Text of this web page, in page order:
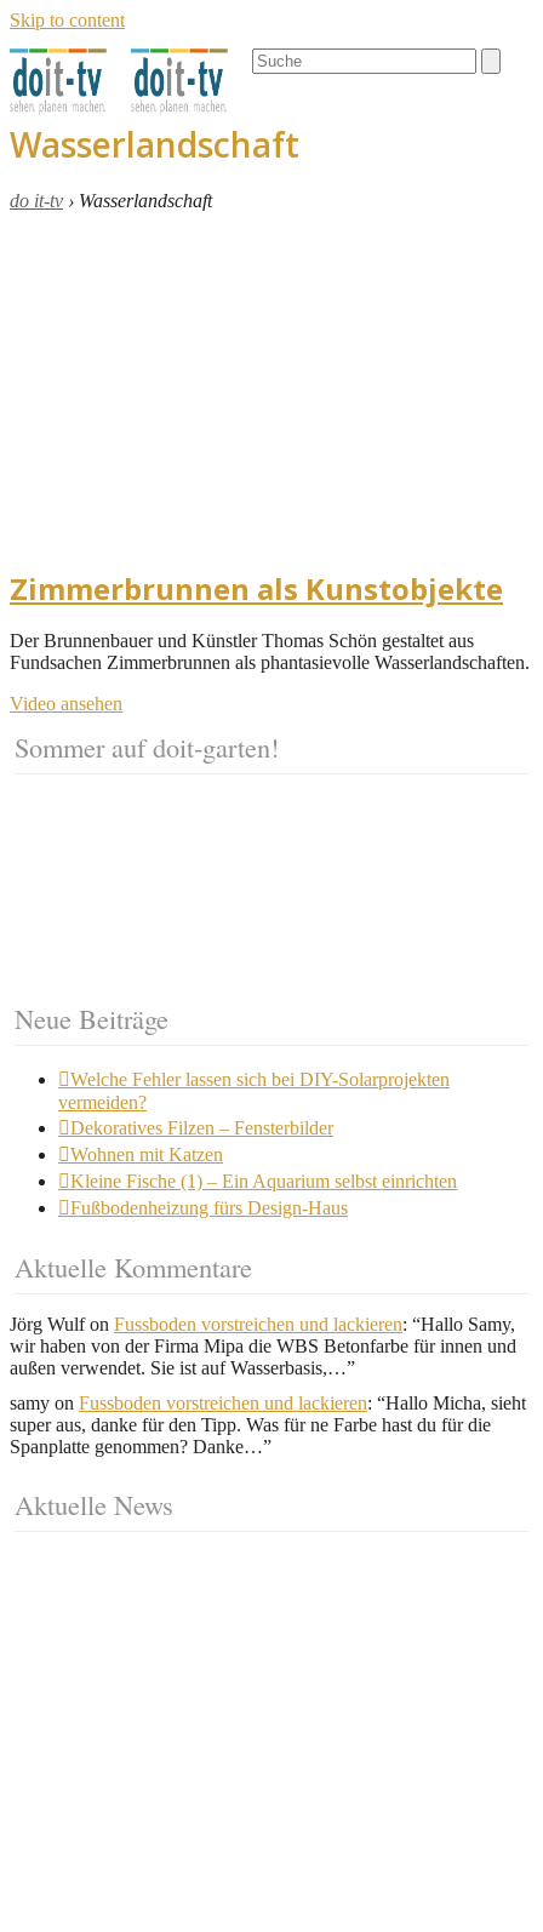
Skip to content
Open
mobile
Close
mobile
Search
Wasserlandschaft
do it-tv › Wasserlandschaft
Zimmerbrunnen als Kunstobjekte
Der Brunnenbauer und Künstler Thomas Schön gestaltet aus
Fundsachen Zimmerbrunnen als phantasievolle Wasserlandschaften.
Video ansehen
Sommer auf doit-garten!
Neue Beiträge
Welche Fehler lassen sich bei DIY-Solarprojekten
vermeiden?
Dekoratives Filzen – Fensterbilder
Wohnen mit Katzen
Kleine Fische (1) – Ein Aquarium selbst einrichten
Fußbodenheizung fürs Design-Haus
Aktuelle Kommentare
Jörg Wulfon Fussboden vorstreichen und lackieren: “Hallo Samy,
wir haben von der Firma Mipa die WBS Betonfarbe für innen und
außen verwendet. Sie ist auf Wasserbasis,…”
samy on Fussboden vorstreichen und lackieren: “Hallo Micha, sieht
super aus, danke für den Tipp. Was für ne Farbe hast du für die
Spanplatte genommen? Danke…”
Aktuelle News